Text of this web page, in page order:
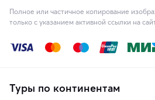
Полное или частичное копирование
только с указанием активной ссылки на
Туры по континентам